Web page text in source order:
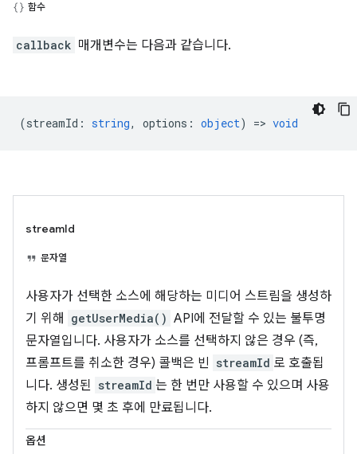
함수
callback 매개변수는 다음과 같습니다.
(streamId : string, options : object) => void
streamId
문자열
사용자가 선택한 소스에 해당하는 미디어 스트림을 생성하
기 위해
getUserMedia() API에 전달할 수 있는 불투명
문자열입니다. 사용자가 소스를 선택하지 않은 경우 (즉,
프롬프트를 취소한 경우) 콜백은 빈 streamId 로 호출됩
니다. 생성된 streamId 는 한 번만 사용할 수 있으며 사용
하지 않으면 몇 초 후에 만료됩니다.
옵션